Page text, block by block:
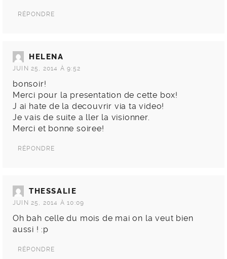
RÉPONDRE
HELENA
JUIN 25, 2014 À 9:52
bonsoir!
Merci pour la presentation de cette box!
J ai hate de la decouvrir via ta video!
Je vais de suite a ller la visionner.
Merci et bonne soiree!
RÉPONDRE
THESSALIE
JUIN 25, 2014 À 10:09
Oh bah celle du mois de mai on la veut bien
aussi ! :p
RÉPONDRE